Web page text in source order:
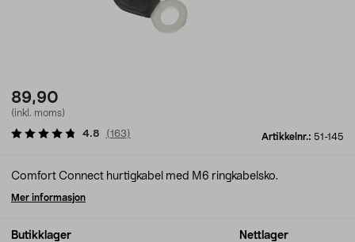
89,90
(inkl. moms)
Artikkelnr.: 51-145
4.8 (163)
Butikklager Nettlager
Comfort Connect hurtigkabel med M6 ringkabelsko.
Mer informasjon